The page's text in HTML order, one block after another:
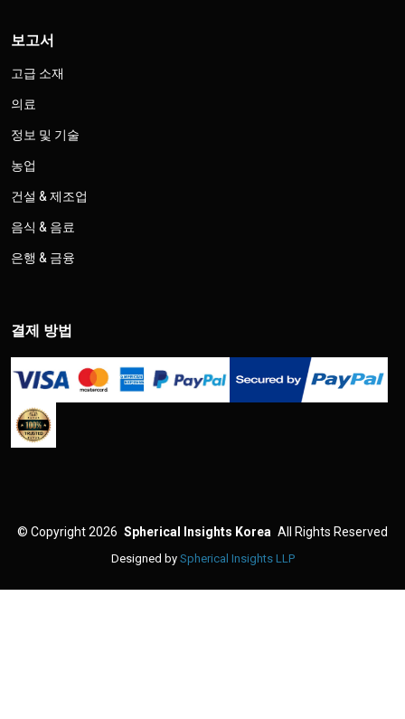
보고서
고급 소재
의료
정보 및 기술
농업
건설 & 제조업
음식 & 음료
은행 & 금융
결제 방법
© Copyright 2026 Spherical Insights Korea All Rights Reserved
Designed by Spherical Insights LLP